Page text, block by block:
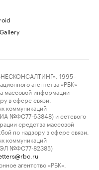
1995–
агентства «РБК»
массовой информации
в сфере связи,
коммуникаций
№ФС77-63848) и сетевого
средства массовой
по надзору в сфере связи,
коммуникаций
ЭЛ №ФС77-82385)
агентство «РБК».